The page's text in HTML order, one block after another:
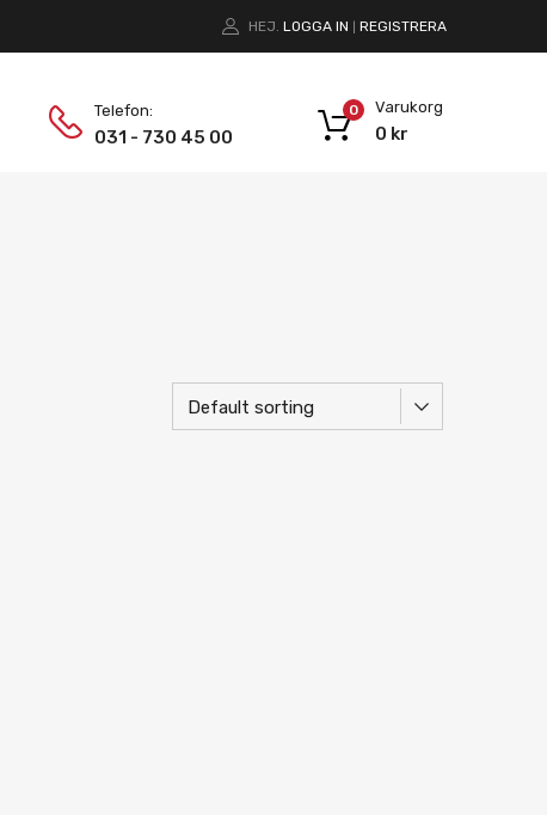
HEJ. LOGGA IN REGISTRERA
Telefon:
031 - 730 45 00
Varukorg
0 kr
0